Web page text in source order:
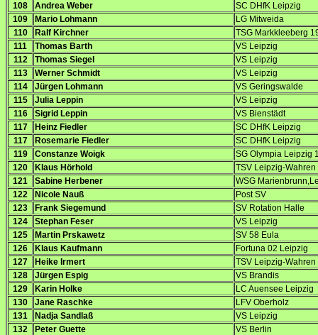
108
Andrea Weber
SC DHfK Leipzig
109
Mario Lohmann
LG Mitweida
110
Ralf Kirchner
TSG Markkleeberg
111
Thomas Barth
VS Leipzig
112
Thomas Siegel
VS Leipzig
113
Werner Schmidt
VS Leipzig
114
Jürgen Lohmann
VS Geringswalde
115
Julia Leppin
VS Leipzig
116
Sigrid Leppin
VS Bienstädt
117
Heinz Fiedler
SC DHfK Leipzig
117
Rosemarie Fiedler
SC DHfK Leipzig
119
Constanze Woigk
SG Olympia Leipzig
120
Klaus Hörhold
TSV Leipzig-Wahren
121
Sabine Herbener
WSG
122
Nicole Nauß
Post SV
123
Frank Siegemund
SV Rotation Halle
124
Stephan Feser
VS Leipzig
125
Martin Prskawetz
SV 58 Eula
126
Klaus Kaufmann
Fortuna 02 Leipzig
127
Heike Irmert
TSV Leipzig-Wahren
128
Jürgen Espig
VS Brandis
129
Karin Holke
LC Auensee Leipzig
130
Jane Raschke
LFV Oberholz
131
Nadja Sandlaß
VS Leipzig
132
Peter Guette
VS Berlin